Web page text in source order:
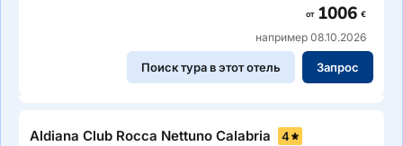
от 1006 €
например 08.10.2026
Поиск тура в этот отель Запрос
Aldiana Club Rocca Nettuno Calabria 4